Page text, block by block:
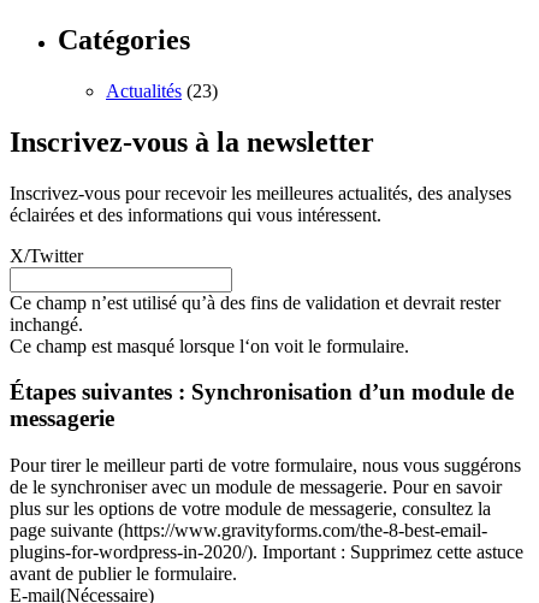
Catégories
Actualités (23)
Inscrivez-vous à la newsletter
Inscrivez-vous pour recevoir les meilleures actualités, des analyses
éclairées et des informations qui vous intéressent.
X/Twitter
Ce champ n’est utilisé qu’à des fins de validation et devrait rester
inchangé.
Ce champ est masqué lorsque l‘on voit le formulaire.
Étapes suivantes : Synchronisation d’un module de
messagerie
Pour tirer le meilleur parti de votre formulaire, nous vous suggérons
de le synchroniser avec un module de messagerie. Pour en savoir
plus sur les options de votre module de messagerie, consultez la
page suivante (https://www.gravityforms.com/the-8-best-email-
plugins-for-wordpress-in-2020/). Important : Supprimez cette astuce
avant de publier le formulaire.
E-mail(Nécessaire)